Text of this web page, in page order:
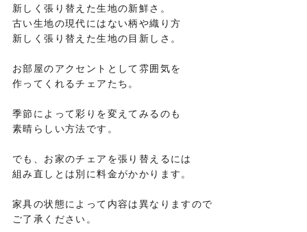
新しく張り替えた生地の新鮮さ。
古い生地の現代にはない柄や織り方
新しく張り替えた生地の目新しさ。
お部屋のアクセントとして雰囲気を
作ってくれるチェアたち。
季節によって彩りを変えてみるのも
素晴らしい方法です。
でも、お家のチェアを張り替えるには
組み直しとは別に料金がかかります。
家具の状態によって内容は異なりますので
ご了承ください。